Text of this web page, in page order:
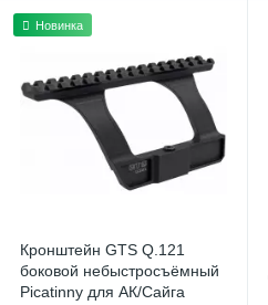
Новинка
Кронштейн GTS Q.121
боковой небыстросъёмный
Picatinny для АК/Сайга